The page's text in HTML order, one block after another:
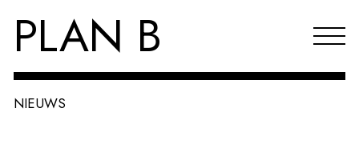
PLAN B
NIEUWS